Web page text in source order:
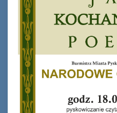
Ferie_2017_ODD_1.JPG